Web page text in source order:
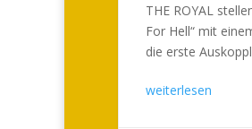
THE ROYAL
For Hell“ mit
die erste
weiterlesen